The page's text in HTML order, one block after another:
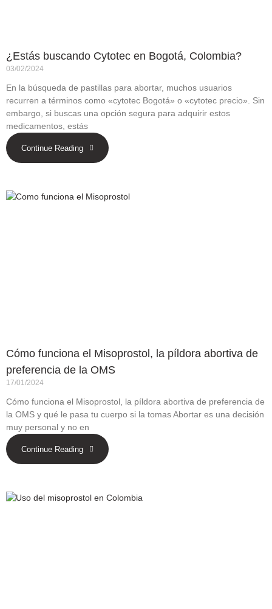
¿Estás buscando Cytotec en Bogotá, Colombia?
03/02/2024
En la búsqueda de pastillas para abortar, muchos usuarios
recurren a términos como «cytotec Bogotá» o «cytotec precio». Sin
embargo, si buscas una opción segura para adquirir estos
medicamentos, estás
Continue Reading
Cómo funciona el Misoprostol, la píldora abortiva de
preferencia de la OMS
17/01/2024
Cómo funciona el Misoprostol, la píldora abortiva de preferencia de
la OMS y qué le pasa tu cuerpo si la tomas Abortar es una decisión
muy personal y no en
Continue Reading